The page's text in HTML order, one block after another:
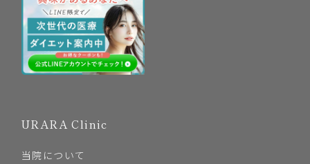
URARA Clinic
当院について